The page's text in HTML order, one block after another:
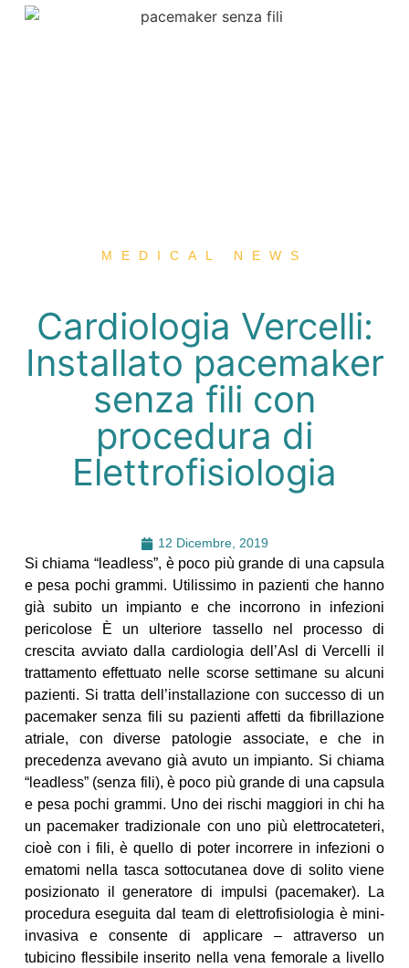
MEDICAL NEWS
Cardiologia Vercelli:
Installato pacemaker
senza fili con
procedura di
Elettrofisiologia
12 Dicembre, 2019
Si chiama “leadless”, è poco più grande di una capsula
e pesa pochi grammi. Utilissimo in pazienti che hanno
già subito un impianto e che incorrono in infezioni
pericolose È un ulteriore tassello nel processo di
crescita avviato dalla cardiologia dell’Asl di Vercelli il
trattamento effettuato nelle scorse settimane su alcuni
pazienti. Si tratta dell’installazione con successo di un
pacemaker senza fili su pazienti affetti da fibrillazione
atriale, con diverse patologie associate, e che in
precedenza avevano già avuto un impianto. Si chiama
“leadless” (senza fili), è poco più grande di una capsula
e pesa pochi grammi. Uno dei rischi maggiori in chi ha
un pacemaker tradizionale con uno più elettrocateteri,
cioè con i fili, è quello di poter incorrere in infezioni o
ematomi nella tasca sottocutanea dove di solito viene
posizionato il generatore di impulsi (pacemaker). La
procedura eseguita dal team di elettrofisiologia è mini-
invasiva e consente di applicare – attraverso un
tubicino flessibile inserito nella vena femorale a livello